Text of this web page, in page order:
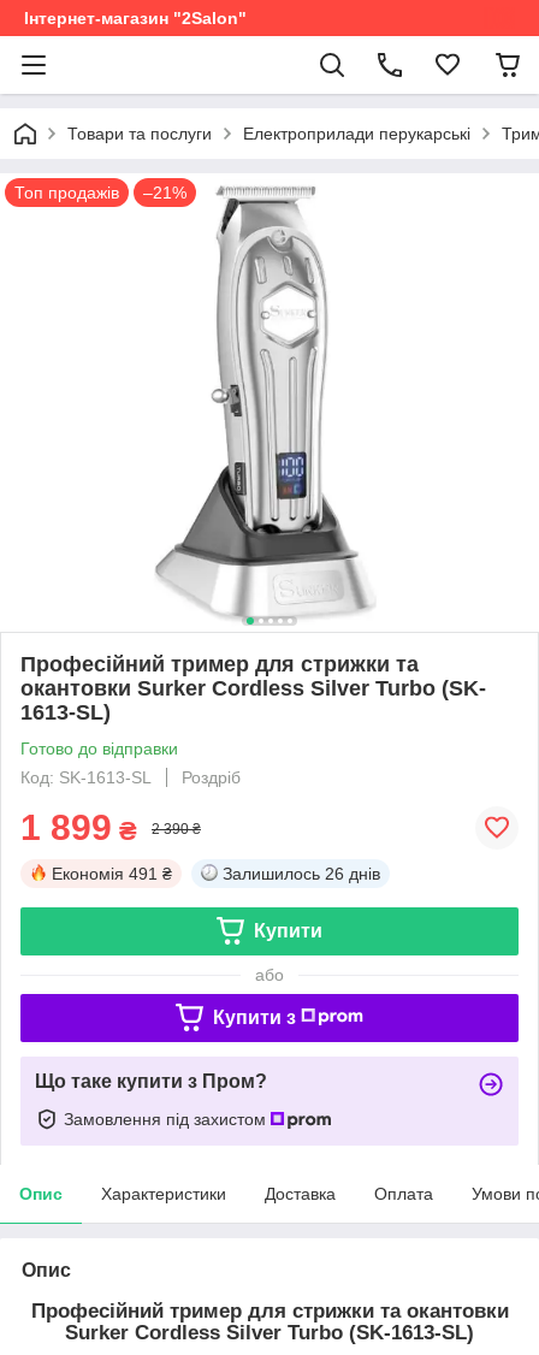
Інтернет-магазин "2Salon"
Товари та послуги Електроприлади перукарські
Топ продажів –21%
Професійний тример для стрижки та
окантовки Surker Сordless Silver Turbo (SK-
1613-SL)
Готово до відправки
Код: SK-1613-SL
Роздріб
1 899 ₴ 2 390 ₴
Економія 491 ₴ Залишилось 26 днів
Купити
або
Купити з
Що таке купити з Пром?
Замовлення під захистом
Опис Характеристики Доставка Оплата Умови
Опис
Професійний тример для стрижки та окантовки
Surker Сordless Silver Turbo (SK-1613-SL)